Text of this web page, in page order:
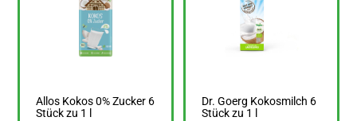
Allos Kokos 0% Zucker 6
Stück zu 1 l
Dr. Goerg Kokosmilch 6
Stück zu 1 l